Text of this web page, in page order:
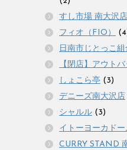
すし市場 南大沢店
フィオ（FIO）
日南市じとっこ
【閉店】アウト
しょこら亭 (3)
デニーズ南大沢店
シャルル (3)
イトーヨーカド
CURRY STAND